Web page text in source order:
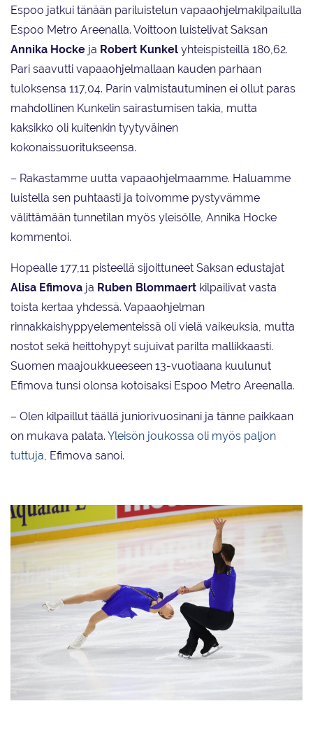
Espoo jatkui tänään pariluistelun vapaaohjelmakilpailulla
Espoo Metro Areenalla. Voittoon luistelivat Saksan
Annika Hocke ja Robert Kunkel yhteispisteillä 180,62.
Pari saavutti vapaaohjelmallaan kauden parhaan
tuloksensa 117,04. Parin valmistautuminen ei ollut paras
mahdollinen Kunkelin sairastumisen takia, mutta
kaksikko oli kuitenkin tyytyväinen
kokonaissuoritukseensa.
– Rakastamme uutta vapaaohjelmaamme. Haluamme
luistella sen puhtaasti ja toivomme pystyvämme
välittämään tunnetilan myös yleisölle, Annika Hocke
kommentoi.
Hopealle 177,11 pisteellä sijoittuneet Saksan edustajat
Alisa Efimova ja Ruben Blommaert kilpailivat vasta
toista kertaa yhdessä. Vapaaohjelman
rinnakkaishyppyelementeissä oli vielä vaikeuksia, mutta
nostot sekä heittohypyt sujuivat parilta mallikkaasti.
Suomen maajoukkueeseen 13-vuotiaana kuulunut
Efimova tunsi olonsa kotoisaksi Espoo Metro Areenalla.
– Olen kilpaillut täällä juniorivuosinani ja tänne paikkaan
on mukava palata. Yleisön joukossa oli myös paljon
tuttuja, Efimova sanoi.